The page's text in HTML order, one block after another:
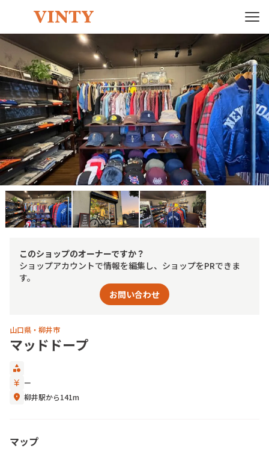
このショップのオーナーですか？
ショップアカウントで情報を編集し、ショップをPRできま
す。
お問い合わせ
山口県・柳井市
マッドドープ
category
currency_yen ー
location_on 柳井駅から141m
マップ